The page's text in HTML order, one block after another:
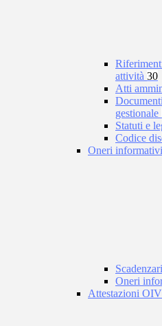
attività 30
Atti
gestionale
Statuti e
Codice
Oneri
Oneri
Attestazioni